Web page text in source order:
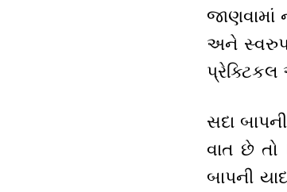
અને સ્વરુપ
સદા
વાત છે
બાપની